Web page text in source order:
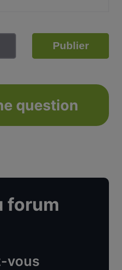
Publier
question
forum
vous